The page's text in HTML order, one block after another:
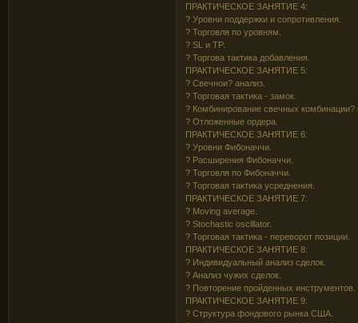
ПРАКТИЧЕСКОЕ ЗАНЯТИЕ 4:
? Уровни поддержки и сопротивления.
? Торговля по уровням.
? SL и TP.
? Торгова тактика добавления.
ПРАКТИЧЕСКОЕ ЗАНЯТИЕ 5:
? Свечнои? анализ.
? Торговая тактика - замок.
? Комбинирование свечных комбинации?
? Отложенные ордера.
ПРАКТИЧЕСКОЕ ЗАНЯТИЕ 6:
? Уровни Фибоначчи.
? Расширения Фибоначчи.
? Торговля по Фибоначчи.
? Торговая тактика усреднения.
ПРАКТИЧЕСКОЕ ЗАНЯТИЕ 7:
? Moving average.
? Stochastic oscillator.
? Торговая тактика - переворот позиции.
ПРАКТИЧЕСКОЕ ЗАНЯТИЕ 8:
? Индивидуальный анализ сделок.
? Анализ чужих сделок.
? Повторение пройденных инструментов.
ПРАКТИЧЕСКОЕ ЗАНЯТИЕ 9:
? Структура фондового рынка США.